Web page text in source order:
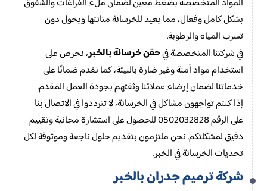
المواد المتخصصة بضغط معين لضمان ملء الفراغات والشقوق
بشكل كامل وفعال، مما يعيد للخرسانة متانتها ويحول دون
تسرب المياه والرطوبة.
في شركتنا المتخصصة فيحقن خرسانة بالخبر، نحرص على
استخدام مواد آمنة وغير ضارة بالبيئة، كما نقدم ضمانًا على
خدماتنا لضمان إرضاء عملائنا وثقتهم بجودة العمل المقدم.
إذا كنتم تواجهون مشاكل في الخرسانة، لا تترددوا في الاتصال بنا
على الرقم 0502032828 للحصول على استشارة مجانية وتقييم
دقيق لمشكلتكم. نحن ملتزمون بتقديم حلول ناجعة وموثوقة لكل
تحديات الخرسانة في الخبر.
شركة ترميم جدران بالخبر